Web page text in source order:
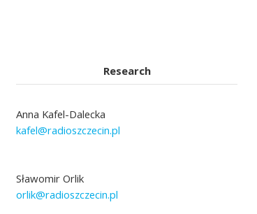
Research
Anna Kafel-Dalecka
kafel@radioszczecin.pl
Sławomir Orlik
orlik@radioszczecin.pl